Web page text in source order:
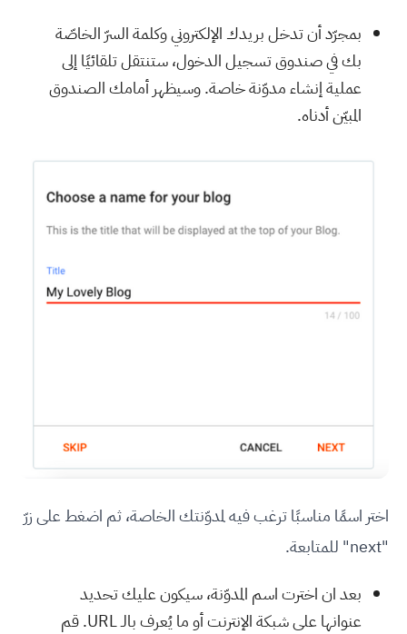
بمجرّد أن تدخل بريدك الإلكتروني وكلمة السرّ الخاصّة
بك في صندوق تسجيل الدخول، ستنتقل تلقائيًا إلى
عملية إنشاء مدوّنة خاصة. وسيظهر أمامك الصندوق
المبيّن أدناه.
اختر اسمًا مناسبًا ترغب فيه لمدوّنتك الخاصة، ثم اضغط على زرّ
"next" للمتابعة.
بعد ان اخترت اسم المدوّنة، سيكون عليك تحديد
عنوانها على شبكة الإنترنت أو ما يُعرف بالـ URL. قم